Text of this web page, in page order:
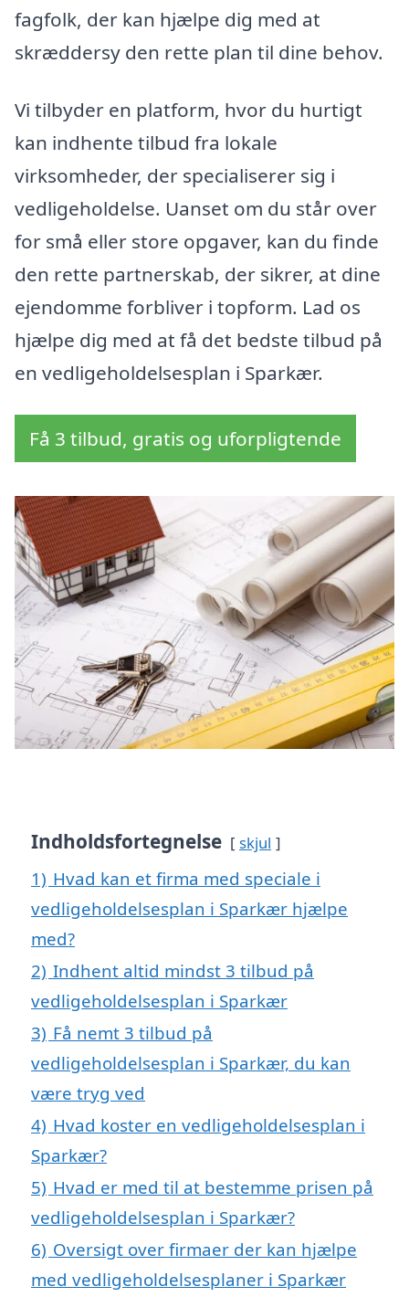
fagfolk, der kan hjælpe dig med at
skræddersy den rette plan til dine behov.
Vi tilbyder en platform, hvor du hurtigt
kan indhente tilbud fra lokale
virksomheder, der specialiserer sig i
vedligeholdelse. Uanset om du står over
for små eller store opgaver, kan du finde
den rette partnerskab, der sikrer, at dine
ejendomme forbliver i topform. Lad os
hjælpe dig med at få det bedste tilbud på
en vedligeholdelsesplan i Sparkær.
Få 3 tilbud, gratis og uforpligtende
Indholdsfortegnelse skjul
1) Hvad kan et firma med speciale i
vedligeholdelsesplan i Sparkær hjælpe
med?
2) Indhent altid mindst 3 tilbud på
vedligeholdelsesplan i Sparkær
3) Få nemt 3 tilbud på
vedligeholdelsesplan i Sparkær, du kan
være tryg ved
4) Hvad koster en vedligeholdelsesplan i
Sparkær?
5) Hvad er med til at bestemme prisen på
vedligeholdelsesplan i Sparkær?
6) Oversigt over firmaer der kan hjælpe
med vedligeholdelsesplaner i Sparkær